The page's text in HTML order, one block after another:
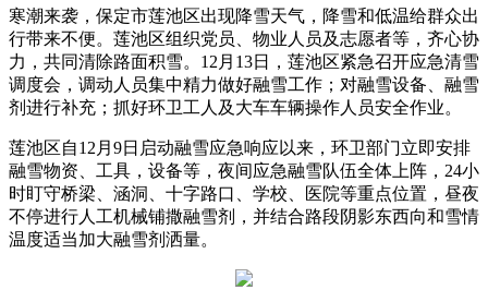
寒潮来袭，保定市莲池区出现降雪天气，降雪和低温给群众出
行带来不便。莲池区组织党员、物业人员及志愿者等，齐心协
力，共同清除路面积雪。12月13日，莲池区紧急召开应急清雪
调度会，调动人员集中精力做好融雪工作；对融雪设备、融雪
剂进行补充；抓好环卫工人及大车车辆操作人员安全作业。
莲池区自12月9日启动融雪应急响应以来，环卫部门立即安排
融雪物资、工具，设备等，夜间应急融雪队伍全体上阵，24小
时盯守桥梁、涵洞、十字路口、学校、医院等重点位置，昼夜
不停进行人工机械铺撒融雪剂，并结合路段阴影东西向和雪情
温度适当加大融雪剂洒量。